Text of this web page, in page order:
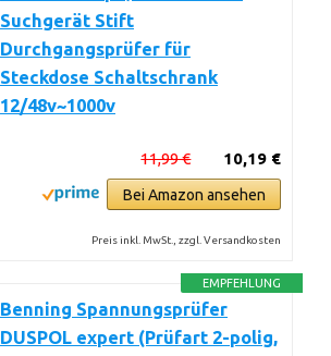
Suchgerät Stift
Durchgangsprüfer für
Steckdose Schaltschrank
12/48v~1000v
10,19 €
11,99 €
Bei Amazon ansehen
Preis inkl. MwSt., zzgl. Versandkosten
EMPFEHLUNG
Benning Spannungsprüfer
DUSPOL expert (Prüfart 2-polig,